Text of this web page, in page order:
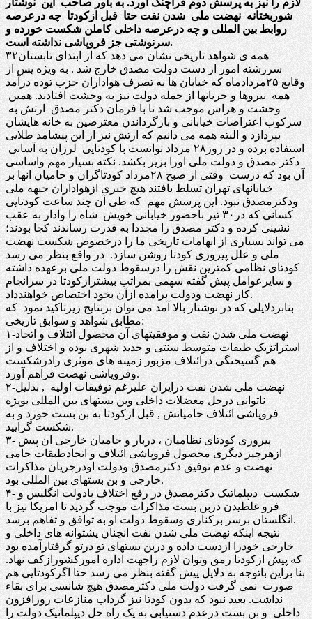
لازم را نیز به پرسش دوم فراچنگ آورد. به باور صاحب این نوشتار
شوربختانه نهضت ملی شدن نفت حتا قبل ازکودتا چه درعرصه
روابط بین المللی و چه درعرصه داخلی کاملن شکست خورده و
سرنوشتی جز فروپاشی نداشته است.
همه ی شواهد تاریخی نشان می دهد که از ابتدای تابستان۳۲
سررشته امور از دست دولت مصدق خارج شد . به ویژه پس از
وقایع ۲۵مردادماه که خیابان ها به تصرف هواداران حزب توده درآمد
همه نیروها و جریانها از جمله دولت نیز به وحشت افتادند. همین
وحشت و هراس موجب شد تا با فرمان دکتر مصدق ارتش به
سرکوب اعتراضات خیابانی و بازگرداندن معترضین به خانه هایشان
بپردازد و البته همه می دانیم که ارتش نیز از این پیشامد طلایی
استفاده برده و در روز۲۸ مرداد توانست با کودتایی لرزان به آسانی
دکتر مصدق و دولت ملی اورا بزیر بکشد. نکته بسیار مهم واساسی
آن بود که درست وقتی از صبح ۲۸مرداد کودتاگران و حامیان انها بر
خیابانهای تهران تسلط یافتند هیچ خبری ازهواداران جبهه ملی
ودکترمصدق نبود. این پرسش مهم که طی آن چند ساعت کودتایی
کسانی که در۳۰ تیر باحضور خیابانی خویش شاه را وادار به عقب
نشینی کرده و دکتر مصدق را مجددا به قدرت رساندند کجا بودند؛
می تواند بسیاری از ابهامات تاریخی ما را درخصوص شکست نهضت
ملی و علل پیروزی کودتا روشن سازد. در واقع بنظر می رسد
کودتای نظامی کمترین نقش را درسقوط دولت ملی برعهده داشته
و سایرعوامل پیش گفته سهمی بمراتب بیشترازکودتا در سرانجام
کار نهضت ودولت برامده ازآن بخود اختصاص خواهندداد.
بنابردلایلی که در نوشتار بالا آمد می توان برنتایج زیرتاکید نمود که
مطابق شواهد و سوابق تاریخی:
۱-نهضت ملی شدن نفت و موفقیتهای آن محصول ائتلاف و اتحاد
استراتژیک طبقات متوسط سنتی و جدید شهری بوده و اختلاف و از
هم گسیختگی درائتلاف مزبور زمینه های موثری رادرشکست
وفروپاشی نهضت فراهم آورد.
۲-نهضت ملی شدن نفت درایران علیرغم توفیقات اولیه , بدلیل
ناتوانی درحل معضلات داخلی وبن بستهای بین المللی بویژه
فروپاشی ائتلاف حامیانش , قبل ازکودتا به بن بست خورد و به
شکست گرایید.
۳- پیروزی کودتای نظامیان ، دربار و حامیان خارجی ان پیش
ازهرچیز دیگری محصول فروپاشی ائتلاف و اتحادطبقات حامی
نهضت و عدم توفیق دکترمصدق ودولت اودرجریان مذاکرات
خارجی و بن بستهای بین المللی بود.
۴- شکست دیپلماتیک دکترمصدق در رفع اختلاف بادولت انگلیس و
فرو غلطیدن دربن بست مذاکرات موجب گردید تا امریکا نیز با
انگلستان برسر برکناری وسقوط دولت او به توافق و تفاهم برسد.
نتیجه اینکه نهضت ملی شدن نفت انچنان پشتوانه های داخلی و
خارجی خودرا ازدست داده و دربن بستهای تو درتو گرفتارآمده بود
که پیش ازکودتا رمق وتوان لازم راجهت اداره امورکشورازکف نهاد.
بنا براین باتوجه به دلایل پیش گفته بنظر می رسد حتا اگرکودتایی هم
صورت نمی گرفت دولت ملی دکترمصدق هیچ شانسی برای بقاء
نداشت. بعید نبود که بدون کودتا نیز گرداب منازعات روزافزون
داخلی و بن بست درعدم دستیابی به یک راه حل دیپلماتیک دولت را